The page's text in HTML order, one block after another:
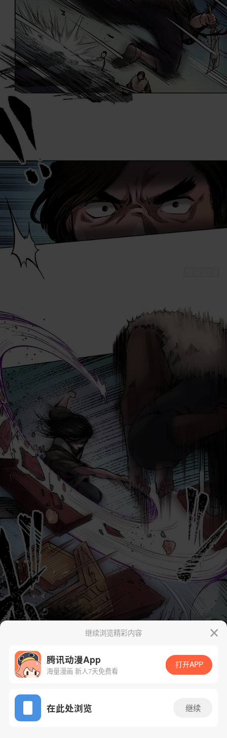
App免费看
继续浏览精彩内容
腾讯动漫App
海量漫画 新人7天免费看
打开APP
在此处浏览 继续